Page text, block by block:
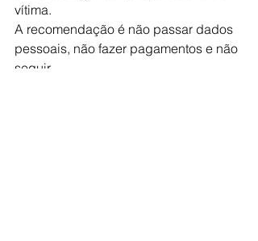
vítima.
A recomendação é não passar dados
pessoais, não fazer pagamentos e não
seguir